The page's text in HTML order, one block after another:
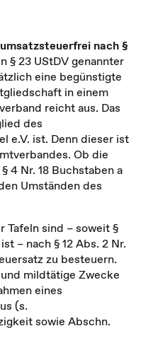
nach §
§ 23 UStDV genannter
eine begünstigte
in einem
reicht aus. Das
des
e.V. ist. Denn dieser ist
Ob die
4 Nr. 18 Buchstaben a
Umständen des
sind – soweit §
– nach § 12 Abs. 2 Nr.
zu besteuern.
mildtätige Zwecke
eines
(s.
sowie Abschn.